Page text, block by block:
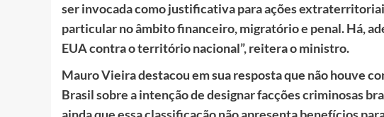
ser invocada como justificativa para ações
particular no âmbito financeiro, migratório e penal. Há,
EUA contra o território nacional”, reitera o ministro.
Mauro Vieira destacou em sua resposta que não houve
Brasil sobre a intenção de designar facções criminosas